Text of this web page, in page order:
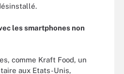
les smartphones non
comme Kraft Food, un
aux Etats-Unis,